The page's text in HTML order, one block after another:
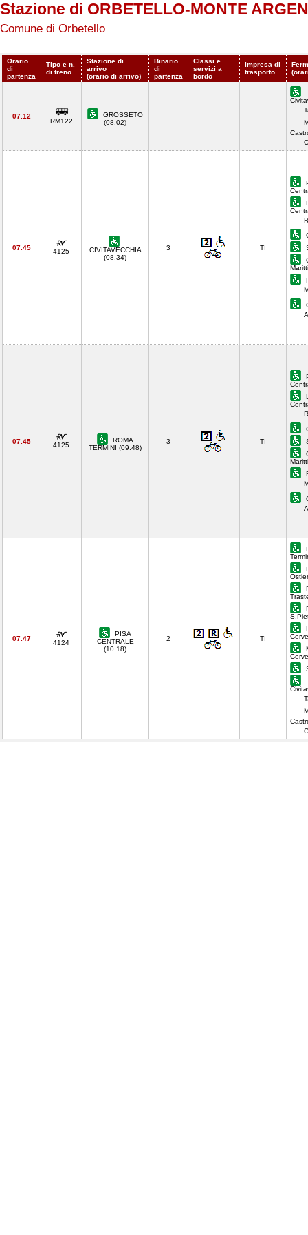
Stazione di ORBETELLO-MONTE
Comune di Orbetello
Orario
di
partenza
Tipo e n.
di treno
Stazione di
arrivo
(orario di arrivo)
Binario
di
partenza
Classi e
servizi a
bordo
Impresa di
trasporto
07.12
RM122
GROSSETO
(08.02)
07.45 4125
CIVITAVECCHIA
(08.34)
3 TI
07.45 4125
ROMA
TERMINI (09.48)
3 TI
07.47
4124
PISA
CENTRALE
(10.18)
2 TI